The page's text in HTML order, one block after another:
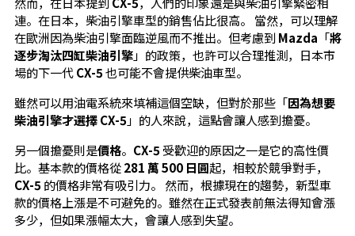
連。在日本，柴油引擎車型的銷售佔比很高。 當然，可以理解
在歐洲因為柴油引擎面臨逆風而不推出。但考慮到Mazda 「將
逐步淘汰四缸柴油引擎」的政策，也許可以合理推測，日本市
場的下一代CX-5也可能不會提供柴油車型。
雖然可以用油電系統來填補這個空缺，但對於那些「因為想要
柴油引擎才選擇 CX-5 」的人來說，這點會讓人感到擔憂。
另一個擔憂則是價格。 CX-5 受歡迎的原因之一是它的高性價
比。基本款的價格從281 萬 500 日圓起，相較於競爭對手，
CX-5 的價格非常有吸引力。 然而，根據現在的趨勢，新型車
款的價格上漲是不可避免的。雖然在正式發表前無法得知會漲
多少，但如果漲幅太大，會讓人感到失望。